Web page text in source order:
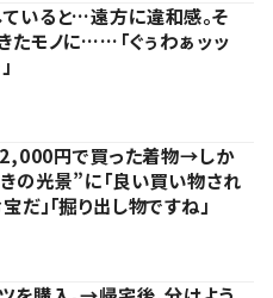
いると…遠方に違和感。そ
たモノに……「ぐぅわぁッッ
2,000円で買った着物→しか
の光景”に「良い買い物され
だ」「掘り出し物ですね」